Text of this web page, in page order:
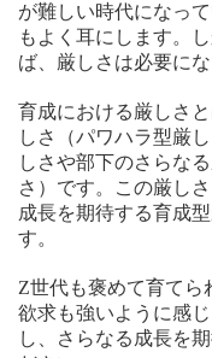
が難しい時代になっ
もよく耳にします。
ば、厳しさは必要にな
育成における厳しさ
しさ（パワハラ型厳
しさや部下のさらな
さ）です。この厳し
成長を期待する育成
す。
Z世代も褒めて育てら
欲求も強いように感
し、さらなる成長を